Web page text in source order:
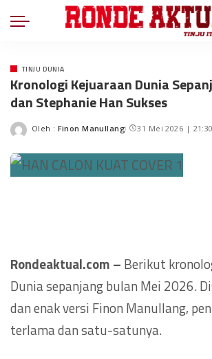
TINJU DUNIA
Kronologi Kejuaraan Dunia
dan Stephanie Han Sukses
Oleh : Finon Manullang 31 Mei 2026 | 21:30
Rondeaktual.com – Berikut
Dunia sepanjang bulan Mei 2026.
dan enak versi Finon Manullang,
terlama dan satu-satunya.